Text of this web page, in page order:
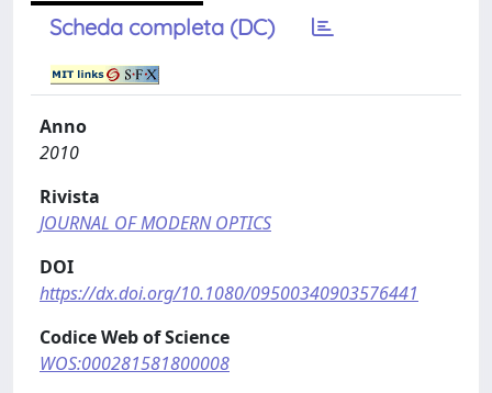
Scheda completa (DC)
Anno
2010
Rivista
JOURNAL OF MODERN OPTICS
DOI
https://dx.doi.org/10.1080/09500340903576441
Codice Web of Science
WOS:000281581800008